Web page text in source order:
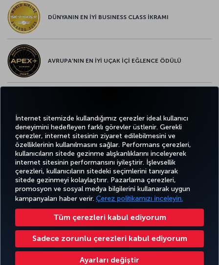
İnternet sitemizde kullandığımız çerezler ideal kullanıcı
deneyimini hedefleyen farklı görevler üstlenir. Gerekli
çerezler, internet sitesinin ziyaret edilebilmesini ve
özelliklerinin kullanılmasını sağlar. Performans çerezleri,
kullanıcıların sitede gezinme alışkanlıklarını inceleyerek
internet sitesinin performansını iyileştirir. İşlevsellik
çerezleri, kullanıcıların sitedeki seçimlerini tanıyarak
sitede gezinmeyi kolaylaştırır. Pazarlama çerezleri,
promosyon ve sosyal medya bilgilerini kullanarak uygun
kampanyaları haber verir. Çerez politikamızı inceleyin.
Tüm çerezleri kabul ediyorum
Sadece zorunlu çerezleri kabul ediyorum
Ayarları değiştir
DÜNYANIN EN İYİ BUSINESS CLASS İKRAMI
AVRUPA’NIN EN İYİ UÇAK İÇİ EĞLENCE ÖDÜLÜ
TwitterFacebook
Instagram
YoutubeLinkedIn
TiktokBlogPinterest
BİLET
AL VE
YÖNET
DENEYİM
FIRSATLAR
VE UÇUŞ
NOKTALARI
POPÜLER
UÇUŞLAR
YARDIM
AIRLINES
HOLIDAYS
Bilgi Toplumu Hizmetleri Erişilebilirlik Gizlilik ve Çerez Politikası Yasal Uyarı Yolcu Hakları
Çerez Ayarlarını Değiştir
Türk Hava Yolları A.O. Her hakkı saklıdır. © 1996 - 2026